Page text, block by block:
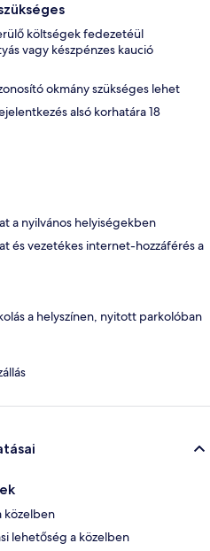
költségek fedezetéül
vagy készpénzes kaució
okmány szükséges lehet
alsó korhatára 18
a nyilvános helyiségekben
és vezetékes internet-hozzáférés a
a helyszínen, nyitott parkolóban
közelben
lehetőség a közelben